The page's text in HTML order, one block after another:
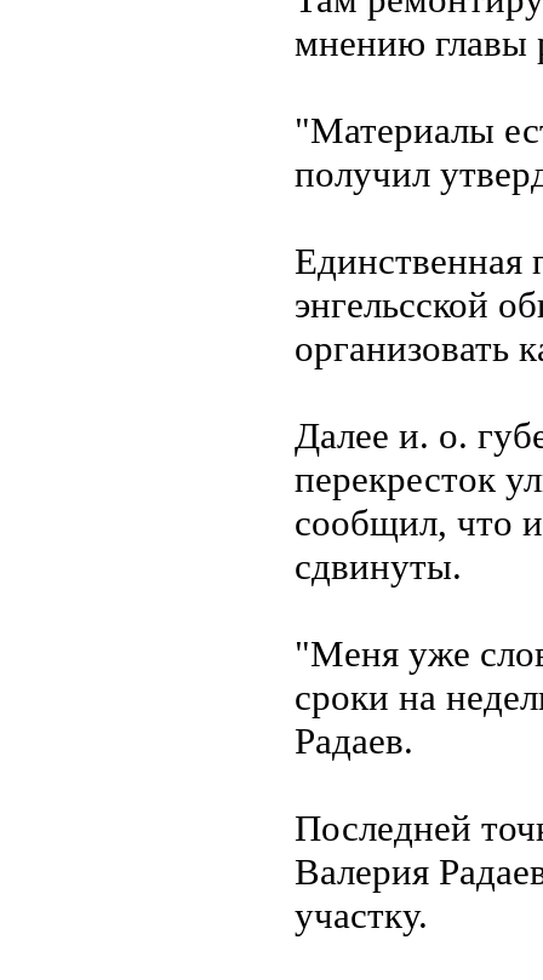
мнению главы
"Материалы
получил
Единственная
энгельсской
организовать
Далее и. о.
перекресток
сообщил, что
сдвинуты.
"Меня уже
сроки на
Радаев.
Последней
Валерия
участку.